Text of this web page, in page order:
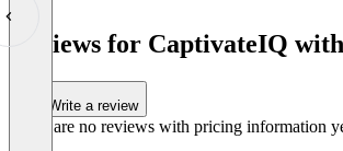
Item
Reviews for CaptivateIQ
Write a review
There are no reviews with pricing information